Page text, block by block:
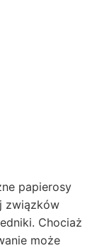
papierosy
związków
Chociaż
może